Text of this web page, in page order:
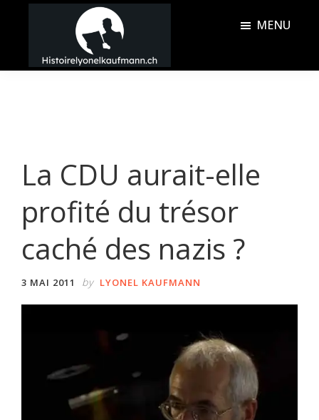
principal
barreHistoire
MENU
La CDU aurait-elle
profité du trésor
caché des nazis ?
3 MAI 2011 by LYONEL KAUFMANN